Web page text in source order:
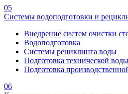
05
Системы водоподготовки и
Внедрение систем очистки
Водоподготовка
Системы рециклинга воды
Подготовка технической воды
Подготовка
06